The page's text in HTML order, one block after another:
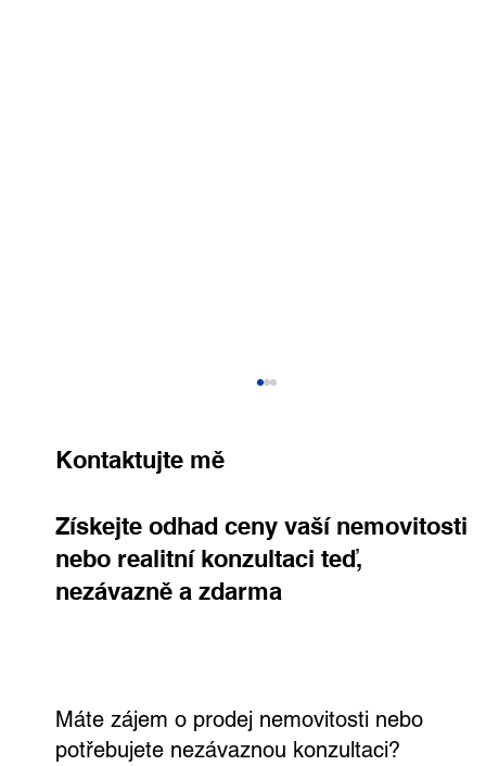
Kontaktujte mě
Získejte odhad ceny vaší nemovitosti
nebo realitní konzultaci teď,
nezávazně a zdarma
Máte zájem o prodej nemovitosti nebo
potřebujete nezávaznou konzultaci?